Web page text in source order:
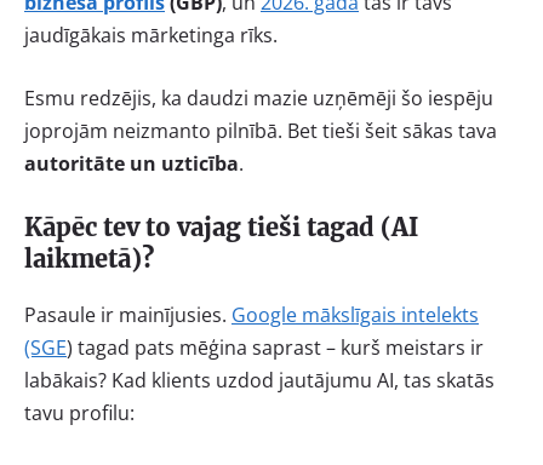
jaudīgākais mārketinga rīks.
Esmu redzējis, ka daudzi mazie uzņēmēji šo iespēju
joprojām neizmanto pilnībā. Bet tieši šeit sākas tava
autoritāte un uzticība.
Kāpēc tev to vajag tieši tagad (AI
laikmetā)?
Pasaule ir mainījusies. Google mākslīgais intelekts
(SGE) tagad pats mēģina saprast – kurš meistars ir
labākais? Kad klients uzdod jautājumu AI, tas skatās
tavu profilu: